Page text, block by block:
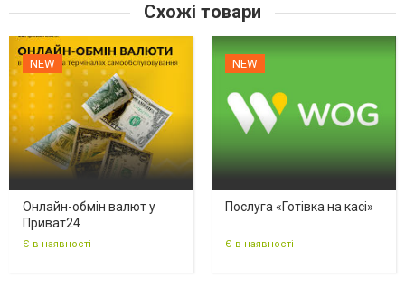
Схожі товари
NEW
Онлайн-обмін валют у
Приват24
Є в наявності
NEW
Послуга «Готівка на касі»
Є в наявності